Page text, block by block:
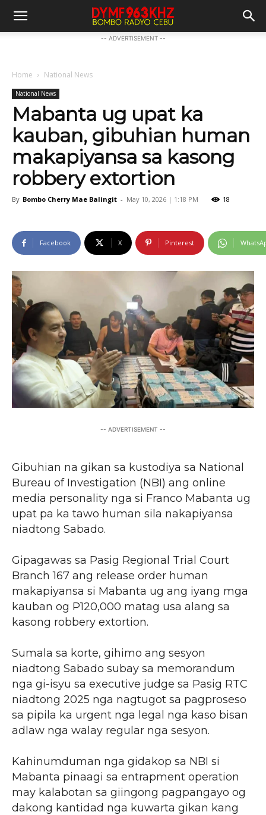
-- ADVERTISEMENT --
Home National News
National News
Mabanta ug upat ka
kauban, gibuhian human
makapiyansa sa kasong
robbery extortion
By Bombo Cherry Mae Balingit - May 10, 2026 | 1:18 PM 18
Facebook X Pinterest
-- ADVERTISEMENT --
Gibuhian na gikan sa kustodiya sa National
Bureau of Investigation (NBI) ang online
media personality nga si Franco Mabanta ug
upat pa ka tawo human sila nakapiyansa
niadtong Sabado.
Gipagawas sa Pasig Regional Trial Court
Branch 167 ang release order human
makapiyansa si Mabanta ug ang iyang mga
kauban og P120,000 matag usa alang sa
kasong robbery extortion.
Sumala sa korte, gihimo ang sesyon
niadtong Sabado subay sa memorandum
nga gi-isyu sa executive judge sa Pasig RTC
niadtong 2025 nga nagtugot sa pagproseso
sa pipila ka urgent nga legal nga kaso bisan
adlaw nga walay regular nga sesyon.
Kahinumduman nga gidakop sa NBI si
Mabanta pinaagi sa entrapment operation
may kalabotan sa giingong pagpangayo og
dakong kantidad nga kuwarta gikan kang